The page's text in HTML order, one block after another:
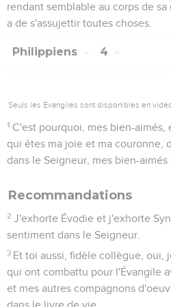
rendant semblable au corps de
a de s'assujettir toutes choses.
Philippiens 4
Seuls les Évangiles sont disponibles en
1 C'est pourquoi, mes bien-aimés,
qui êtes ma joie et ma couronne,
dans le Seigneur, mes bien-aimés
Recommandations
2 J'exhorte Évodie et j'exhorte
sentiment dans le Seigneur.
3 Et toi aussi, fidèle collègue, oui,
qui ont combattu pour l'Évangile
et mes autres compagnons
dans le livre de vie.